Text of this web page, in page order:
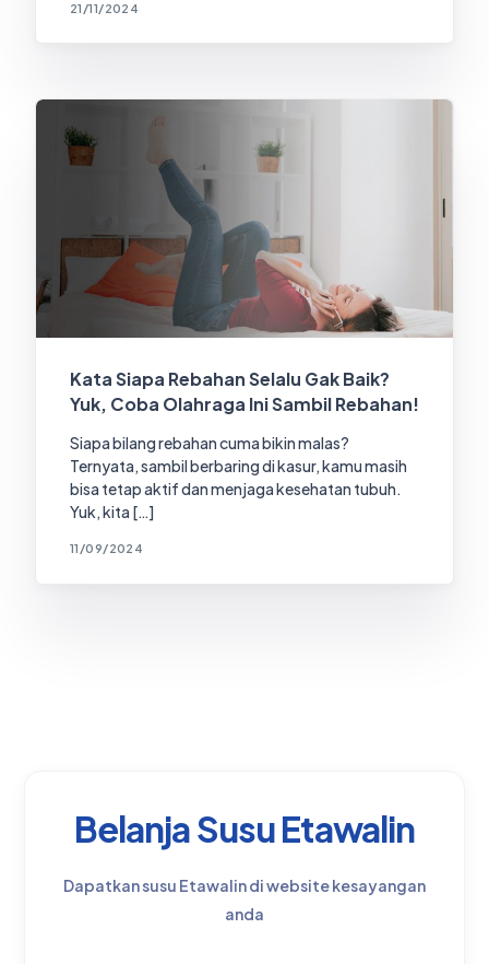
21/11/2024
Kata Siapa Rebahan Selalu Gak Baik?
Yuk, Coba Olahraga Ini Sambil Rebahan!
Siapa bilang rebahan cuma bikin malas?
Ternyata, sambil berbaring di kasur, kamu masih
bisa tetap aktif dan menjaga kesehatan tubuh.
Yuk, kita […]
11/09/2024
Belanja Susu Etawalin
Dapatkan susu Etawalin di website kesayangan
anda